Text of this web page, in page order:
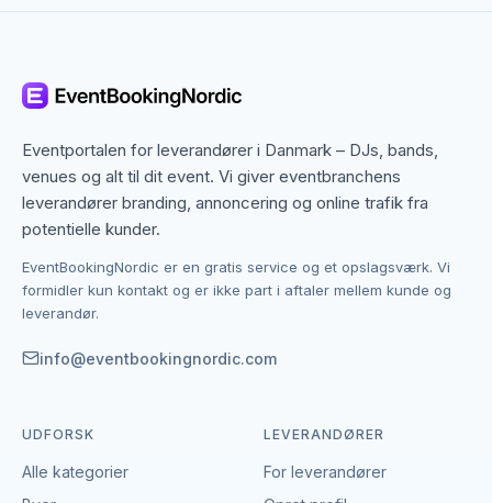
De forskellige kategorier giver et hurtigt overblik: DJs
underholdere til de oplevelser, dine gæster husker.
se de leverandører, der aktivt dækker området.
Kontakt sker direkte mellem dig og leverandøren –
EventBookingNordic tager hverken provision eller
leverandører i Roskilde, indhente tilbud og lave
aftalen i din egen takt uden mellemled. Hvis du er
oprette en gratis profil.
Eventportalen for leverandører i Danmark – DJs, bands,
venues og alt til dit event. Vi giver eventbranchens
leverandører branding, annoncering og online trafik fra
potentielle kunder.
EventBookingNordic er en gratis service og et opslagsværk. Vi
formidler kun kontakt og er ikke part i aftaler mellem kunde og
leverandør.
info@eventbookingnordic.com
UDFORSK
Alle kategorier
LEVERANDØRER
For leverandører